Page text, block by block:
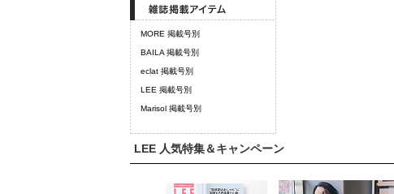
MORE 掲載号別
BAILA 掲載号別
eclat 掲載号別
LEE 掲載号別
Marisol 掲載号別
LEE 人気特集＆キャンペーン